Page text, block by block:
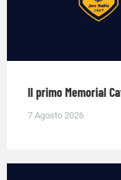
Il primo Memorial
7 Agosto 2026